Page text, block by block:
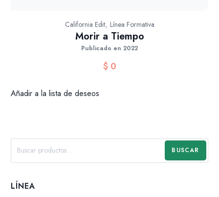
California Edit, Línea Formativa
Morir a Tiempo
Publicado en 2022
$0
Añadir a la lista de deseos
BUSCAR
LÍNEA